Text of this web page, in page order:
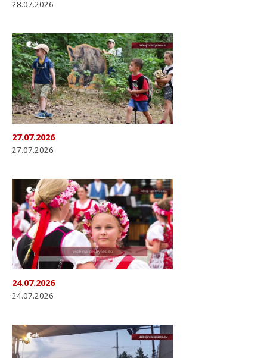
28.07.2026
27.07.2026
27.07.2026
24.07.2026
24.07.2026